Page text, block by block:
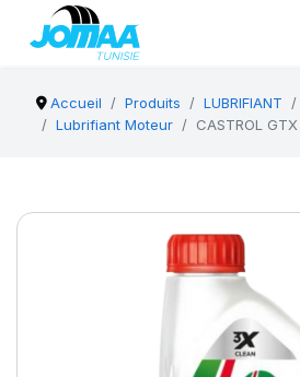
Accueil Produits LUBRIFIANT
Lubrifiant Moteur
CASTROL